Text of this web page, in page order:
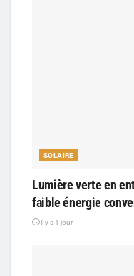
SOLAIRE
Lumière verte en
faible énergie
il y a 1 jour